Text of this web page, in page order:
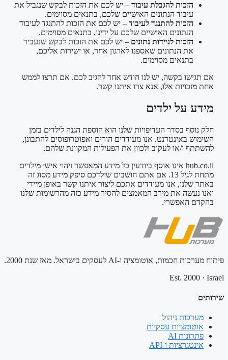
הזכות להגבלת עיבוד – יש לכם את הזכות לבקש שנגביל את
עיבוד הנתונים האישיים שלכם, בתנאים מסוימים.
הזכות להתנגד לעיבוד – יש לכם את הזכות להתנגד לעיבוד
הנתונים האישיים שלכם על ידינו, בתנאים מסוימים.
הזכות לניידות נתונים – יש לכם את הזכות לבקש שנעביר
את הנתונים שאספנו לארגון אחר, או ישירות אליכם,
בתנאים מסוימים.
אם תגישו בקשה, יש לנו חודש אחד להגיב לכם. אם תרצו לממש
אחת מזכויות אלו, אנא צרו איתנו קשר.
מידע על ילדים
חלק נוסף בסדר העדיפויות שלנו הוא הוספת הגנה לילדים בזמן
השימוש באינטרנט. אנו מעודדים הורים ואפוטרופוסים להתבונן,
להשתתף ו/או לעקוב ולכוון את הפעילות המקוונת שלהם.
hub.co.il אינו אוסף ביודעין כל מידע המאפשר זיהוי אישי מילדים
מתחת לגיל 13. אם אתם חושבים שילדכם סיפק מידע מסוג זה
באתר שלנו, אנו מעודדים אתכם ליצור איתנו קשר באופן מיידי
ואנו נעשה את מירב המאמצים להסיר מידע כזה מהרשומות שלנו
בהקדם האפשרי.
פיתוח מערכות חכמות, אוטומציה ו-AI לעסקים בישראל. מאז שנת 2000.
Est. 2000 · Israel
שירותים
מערכות ניהול
אוטומציות עסקיות
פתרונות AI
אינטגרציות ו-API